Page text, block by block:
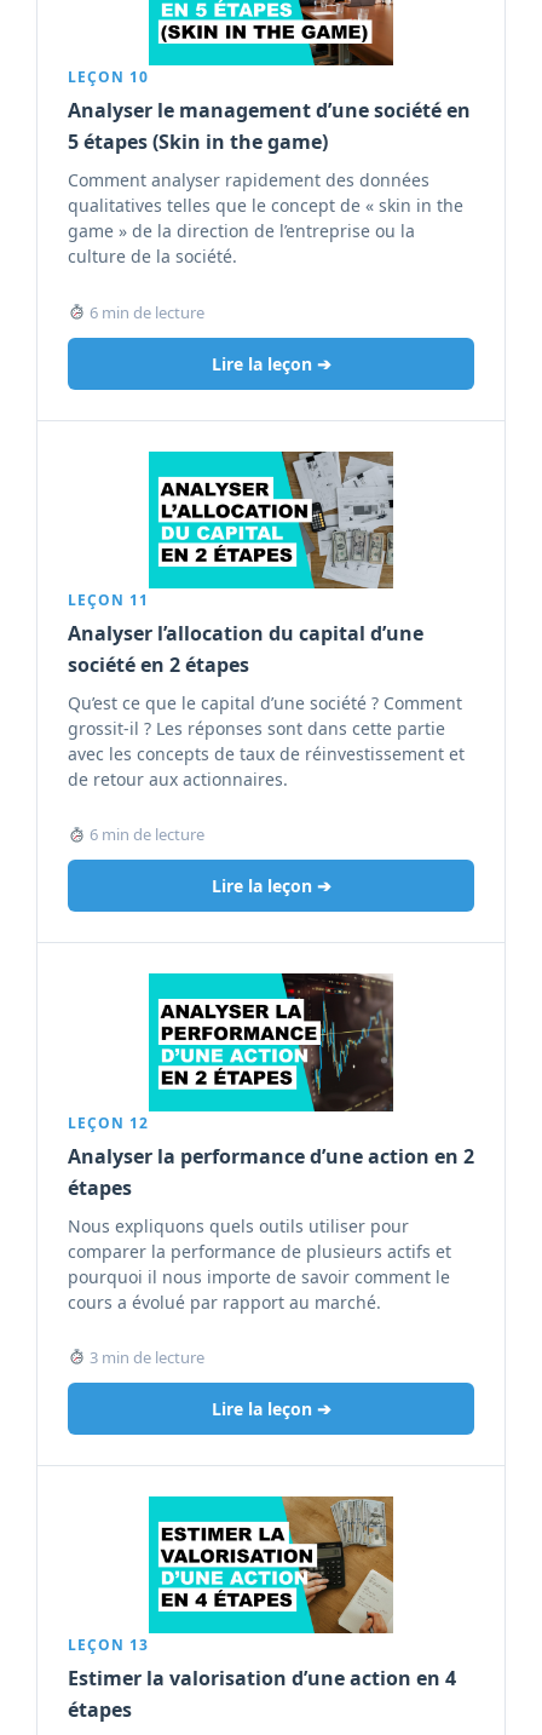
LEÇON 10
Analyser le management d’une société en
5 étapes (Skin in the game)
Comment analyser rapidement des données
qualitatives telles que le concept de « skin in the
game » de la direction de l’entreprise ou la
culture de la société.
6 min de lecture
Lire la leçon ➔
LEÇON 11
Analyser l’allocation du capital d’une
société en 2 étapes
Qu’est ce que le capital d’une société ? Comment
grossit-il ? Les réponses sont dans cette partie
avec les concepts de taux de réinvestissement et
de retour aux actionnaires.
6 min de lecture
Lire la leçon ➔
LEÇON 12
Analyser la performance d’une action en 2
étapes
Nous expliquons quels outils utiliser pour
comparer la performance de plusieurs actifs et
pourquoi il nous importe de savoir comment le
cours a évolué par rapport au marché.
3 min de lecture
Lire la leçon ➔
LEÇON 13
Estimer la valorisation d’une action en 4
étapes